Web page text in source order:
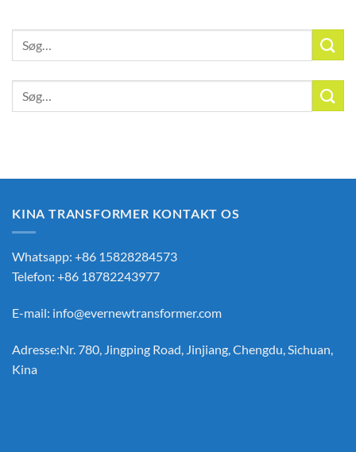
efter:
efter:
KINA TRANSFORMER KONTAKT OS
Whatsapp: +86 15828284573
Telefon: +86 18782243977
E-mail: info@evernewtransformer.com
Adresse:Nr. 780, Jingping Road, Jinjiang, Chengdu, Sichuan,
Kina